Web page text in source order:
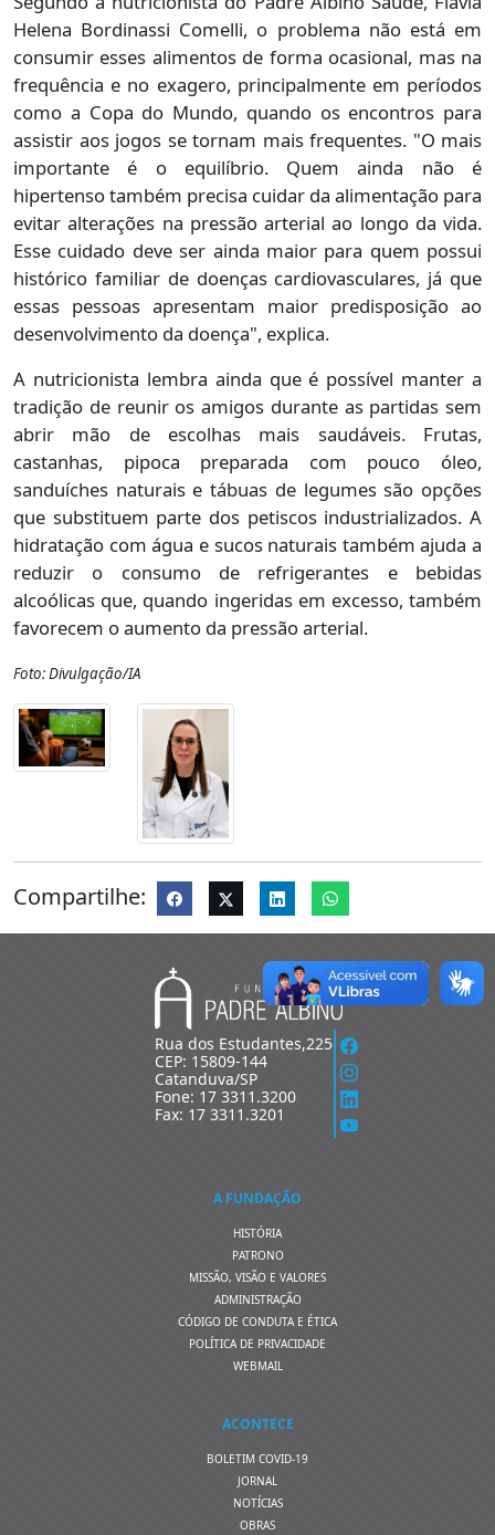
Helena Bordinassi Comelli, o problema não está em
consumir esses alimentos de forma ocasional, mas na
frequência e no exagero, principalmente em períodos
como a Copa do Mundo, quando os encontros para
assistir aos jogos se tornam mais frequentes. "O mais
importante é o equilíbrio. Quem ainda não é
hipertenso também precisa cuidar da alimentação para
evitar alterações na pressão arterial ao longo da vida.
Esse cuidado deve ser ainda maior para quem possui
histórico familiar de doenças cardiovasculares, já que
essas pessoas apresentam maior predisposição ao
desenvolvimento da doença", explica.
A nutricionista lembra ainda que é possível manter a
tradição de reunir os amigos durante as partidas sem
abrir mão de escolhas mais saudáveis. Frutas,
castanhas, pipoca preparada com pouco óleo,
sanduíches naturais e tábuas de legumes são opções
que substituem parte dos petiscos industrializados. A
hidratação com água e sucos naturais também ajuda a
reduzir o consumo de refrigerantes e bebidas
alcoólicas que, quando ingeridas em excesso, também
favorecem o aumento da pressão arterial.
Foto: Divulgação/IA
Compartilhe:
Rua dos Estudantes,225
CEP: 15809-144
Catanduva/SP
Fone: 17 3311.3200
Fax: 17 3311.3201
A FUNDAÇÃO
HISTÓRIA
PATRONO
MISSÃO, VISÃO E VALORES
ADMINISTRAÇÃO
CÓDIGO DE CONDUTA E ÉTICA
POLÍTICA DE PRIVACIDADE
WEBMAIL
ACONTECE
BOLETIM COVID-19
JORNAL
NOTÍCIAS
OBRAS